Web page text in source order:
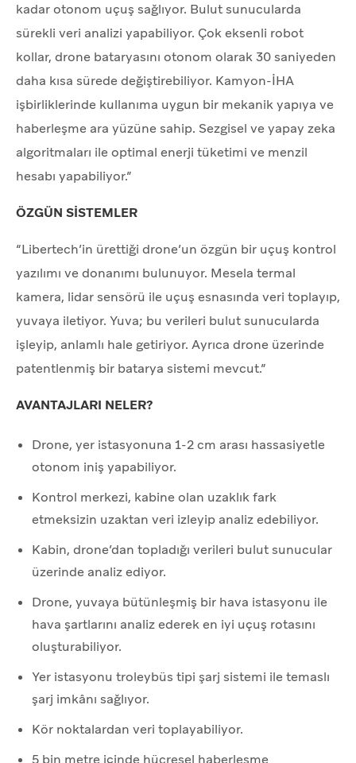
kadar otonom uçuş sağlıyor. Bulut sunucularda
sürekli veri analizi yapabiliyor. Çok eksenli robot
kollar, drone bataryasını otonom olarak 30 saniyeden
daha kısa sürede değiştirebiliyor. Kamyon-İHA
işbirliklerinde kullanıma uygun bir mekanik yapıya ve
haberleşme ara yüzüne sahip. Sezgisel ve yapay zeka
algoritmaları ile optimal enerji tüketimi ve menzil
hesabı yapabiliyor.”
ÖZGÜN SİSTEMLER
“Libertech’in ürettiği drone’un özgün bir uçuş kontrol
yazılımı ve donanımı bulunuyor. Mesela termal
kamera, lidar sensörü ile uçuş esnasında veri toplayıp,
yuvaya iletiyor. Yuva; bu verileri bulut sunucularda
işleyip, anlamlı hale getiriyor. Ayrıca drone üzerinde
patentlenmiş bir batarya sistemi mevcut.”
AVANTAJLARI NELER?
Drone, yer istasyonuna 1-2 cm arası hassasiyetle
otonom iniş yapabiliyor.
Kontrol merkezi, kabine olan uzaklık fark
etmeksizin uzaktan veri izleyip analiz edebiliyor.
Kabin, drone’dan topladığı verileri bulut sunucular
üzerinde analiz ediyor.
Drone, yuvaya bütünleşmiş bir hava istasyonu ile
hava şartlarını analiz ederek en iyi uçuş rotasını
oluşturabiliyor.
Yer istasyonu troleybüs tipi şarj sistemi ile temaslı
şarj imkânı sağlıyor.
Kör noktalardan veri toplayabiliyor.
5 bin metre içinde hücresel haberleşme